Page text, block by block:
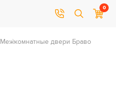
0
Межкомнатные двери Браво